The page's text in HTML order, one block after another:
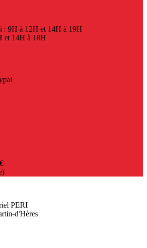
: 9H à 12H et 14H à 19H
et 14H à 18H
PERI
d'Hères